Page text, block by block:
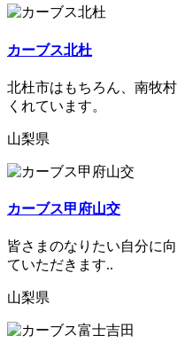
カーブス北杜
北杜市はもちろん、南牧
くれています。
山梨県
カーブス甲府山交
皆さまのなりたい自分に
ていただきます..
山梨県